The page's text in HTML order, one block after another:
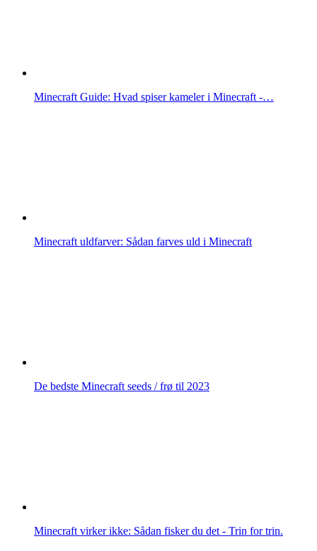
Minecraft Guide: Hvad spiser kameler i Minecraft -…
Minecraft uldfarver: Sådan farves uld i Minecraft
De bedste Minecraft seeds / frø til 2023
Minecraft virker ikke: Sådan fisker du det - Trin for trin.